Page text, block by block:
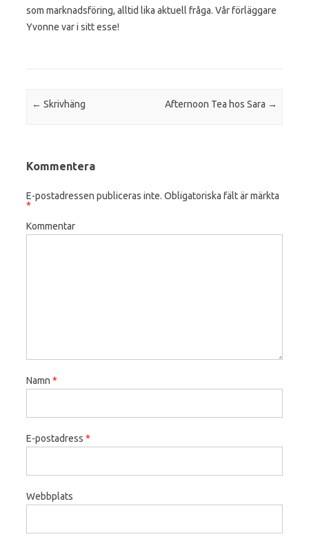
som marknadsföring, alltid lika aktuell fråga. Vår förläggare
Yvonne var i sitt esse!
Post navigation
← Skrivhäng Afternoon Tea hos Sara →
Kommentera
E-postadressen publiceras inte. Obligatoriska fält är märkta
*
Kommentar
Namn *
E-postadress *
Webbplats